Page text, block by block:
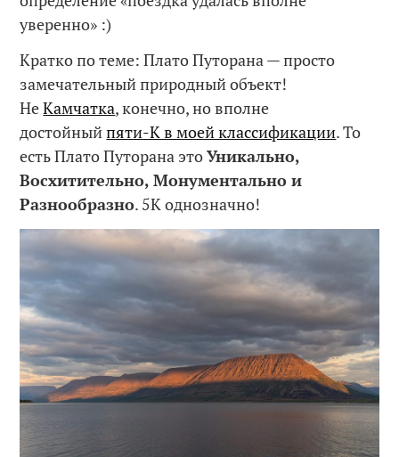
уверенно» :)
Кратко по теме: Плато Путорана — просто
замечательный природный объект!
НеКамчатка, конечно, но вполне
достойныйпяти-К в моей классификации. То
есть Плато Путорана этоУникально,
Восхитительно, Монументально и
Разнообразно. 5К однозначно!